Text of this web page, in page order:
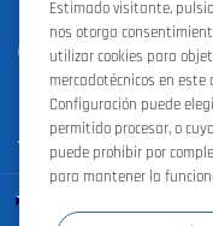
Outstanding Sales
2022
Estimado visitante,
nos otorga
utilizar cookies para
mercadotécnicos en
Configuración puede
permitido procesar, o
puede prohibir por
para mantener la